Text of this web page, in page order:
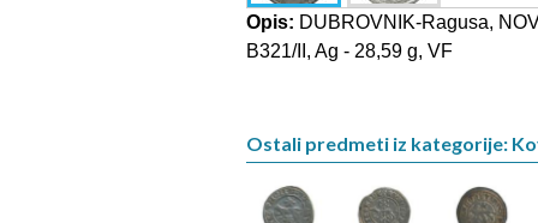
Opis: DUBROVNIK-Ragusa,
B321/II, Ag - 28,59 g, VF
Ostali predmeti iz kategorije: